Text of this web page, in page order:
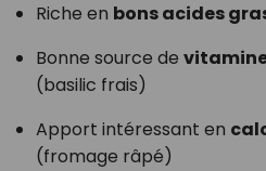
Riche en bons acides
Bonne source de
(basilic frais)
Apport intéressant en
(fromage râpé)